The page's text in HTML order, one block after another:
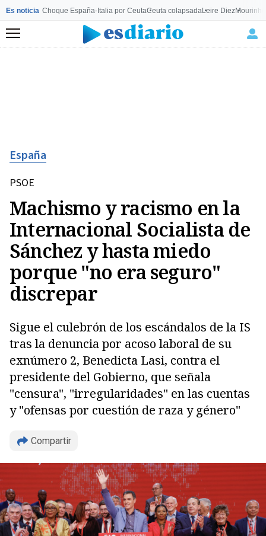
Es noticia Choque España-Italia por CeutaCeuta colapsadaLeire Diez
Menú
España
PSOE
Machismo y racismo en la
Internacional Socialista de
Sánchez y hasta miedo
porque "no era seguro"
discrepar
Sigue el culebrón de los escándalos de la IS
tras la denuncia por acoso laboral de su
exnúmero 2, Benedicta Lasi, contra el
presidente del Gobierno, que señala
"censura", "irregularidades" en las cuentas
y "ofensas por cuestión de raza y género"
Compartir
Copiar